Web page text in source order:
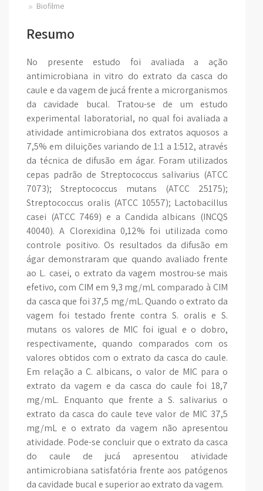
Biofilme
Resumo
No presente estudo foi avaliada a ação
antimicrobiana in vitro do extrato da casca do
caule e da vagem de jucá frente a microrganismos
da cavidade bucal. Tratou-se de um estudo
experimental laboratorial, no qual foi avaliada a
atividade antimicrobiana dos extratos aquosos a
7,5% em diluições variando de 1:1 a 1:512, através
da técnica de difusão em ágar. Foram utilizados
cepas padrão de Streptococcus salivarius (ATCC
7073); Streptococcus mutans (ATCC 25175);
Streptococcus oralis (ATCC 10557); Lactobacillus
casei (ATCC 7469) e a Candida albicans (INCQS
40040). A Clorexidina 0,12% foi utilizada como
controle positivo. Os resultados da difusão em
ágar demonstraram que quando avaliado frente
ao L. casei, o extrato da vagem mostrou-se mais
efetivo, com CIM em 9,3 mg/mL comparado à CIM
da casca que foi 37,5 mg/mL. Quando o extrato da
vagem foi testado frente contra S. oralis e S.
mutans os valores de MIC foi igual e o dobro,
respectivamente, quando comparados com os
valores obtidos com o extrato da casca do caule.
Em relação a C. albicans, o valor de MIC para o
extrato da vagem e da casca do caule foi 18,7
mg/mL. Enquanto que frente a S. salivarius o
extrato da casca do caule teve valor de MIC 37,5
mg/mL e o extrato da vagem não apresentou
atividade. Pode-se concluir que o extrato da casca
do caule de jucá apresentou atividade
antimicrobiana satisfatória frente aos patógenos
da cavidade bucal e superior ao extrato da vagem.